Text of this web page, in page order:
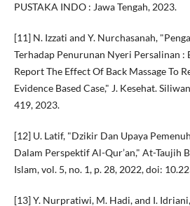
PUSTAKA INDO : Jawa Tengah, 2023.
[11] N. Izzati and Y. Nurchasanah,
Terhadap Penurunan Nyeri Persalinan :
Report The Effect Of Back Massage To
Evidence Based Case," J. Kesehat.
419, 2023.
[12] U. Latif, "Dzikir Dan Upaya
Dalam Perspektif Al-Qur’an," At-Taujih
Islam, vol. 5, no. 1, p. 28, 2022, doi:
[13] Y. Nurpratiwi, M. Hadi, and I.